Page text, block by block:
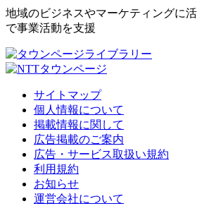
地域のビジネスやマーケティングに
で事業活動を支援
サイトマップ
個人情報について
掲載情報に関して
広告掲載のご案内
広告・サービス取扱い規約
利用規約
お知らせ
運営会社について